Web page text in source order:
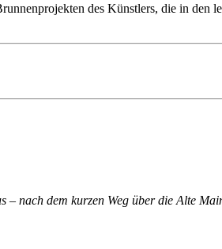
des Künstlers, die in den
nach dem kurzen Weg über die Alte